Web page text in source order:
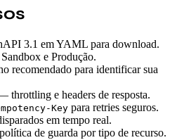
3.1 em YAML para download.
e Produção.
recomendado para identificar sua
throttling e headers de resposta.
Key para retries seguros.
em tempo real.
de guarda por tipo de recurso.